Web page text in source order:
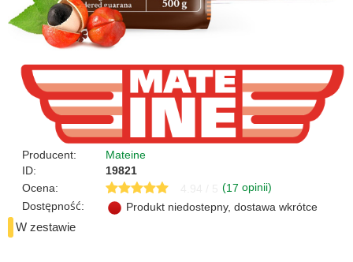
Producent:
Mateine
ID:
19821
Ocena:
(17 opinii)
Dostępność:
Produkt niedostepny, dostawa wkrótce
W zestawie